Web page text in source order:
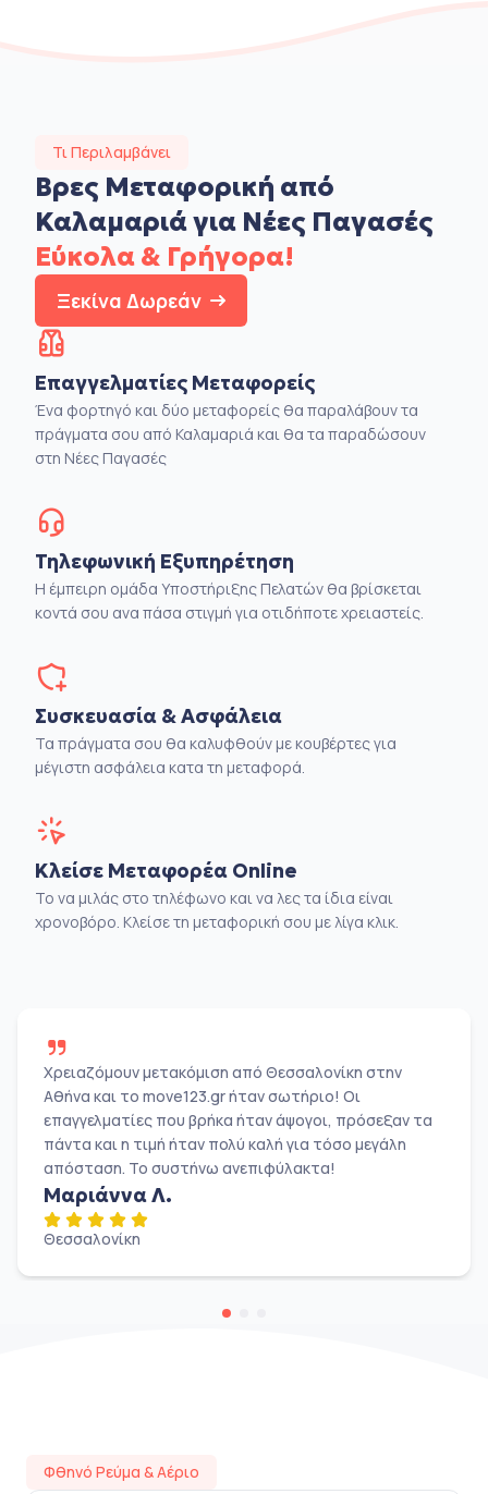
Τι Περιλαμβάνει
Βρες Μεταφορική από
Καλαμαριά για Νέες Παγασές
Εύκολα & Γρήγορα!
Ξεκίνα Δωρεάν
Επαγγελματίες Μεταφορείς
Ένα φορτηγό και δύο μεταφορείς θα παραλάβουν τα
πράγματα σου από Καλαμαριά και θα τα παραδώσουν
στη Νέες Παγασές
Τηλεφωνική Εξυπηρέτηση
Η έμπειρη ομάδα Υποστήριξης Πελατών θα βρίσκεται
κοντά σου ανα πάσα στιγμή για οτιδήποτε χρειαστείς.
Συσκευασία & Ασφάλεια
Τα πράγματα σου θα καλυφθούν με κουβέρτες για
μέγιστη ασφάλεια κατα τη μεταφορά.
Κλείσε Μεταφορέα Online
Το να μιλάς στο τηλέφωνο και να λες τα ίδια είναι
χρονοβόρο. Κλείσε τη μεταφορική σου με λίγα κλικ.
Χρειαζόμουν μετακόμιση από Θεσσαλονίκη στην
Αθήνα και το move123.gr ήταν σωτήριο! Οι
επαγγελματίες που βρήκα ήταν άψογοι, πρόσεξαν τα
πάντα και η τιμή ήταν πολύ καλή για τόσο μεγάλη
απόσταση. Το συστήνω ανεπιφύλακτα!
Μαριάννα Λ.
Θεσσαλονίκη
Φθηνό Ρεύμα & Αέριο